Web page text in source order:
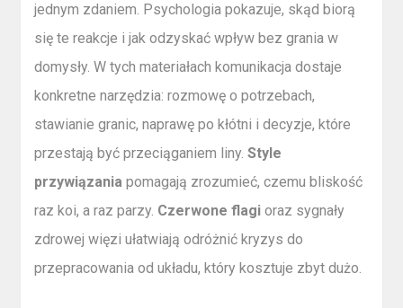
jednym zdaniem. Psychologia pokazuje, skąd biorą
się te reakcje i jak odzyskać wpływ bez grania w
domysły. W tych materiałach komunikacja dostaje
konkretne narzędzia: rozmowę o potrzebach,
stawianie granic, naprawę po kłótni i decyzje, które
przestają być przeciąganiem liny.Style
przywiązania pomagają zrozumieć, czemu bliskość
raz koi, a raz parzy. Czerwone flagi oraz sygnały
zdrowej więzi ułatwiają odróżnić kryzys do
przepracowania od układu, który kosztuje zbyt dużo.